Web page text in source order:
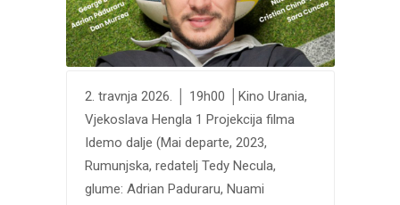
2. travnja 2026. │ 19h00 │Kino Urania,
Vjekoslava Hengla 1 Projekcija filma
Idemo dalje (Mai departe, 2023,
Rumunjska, redatelj Tedy Necula,
glume: Adrian Paduraru, Nuami